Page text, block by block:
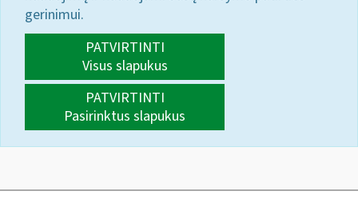
gerinimui.
PATVIRTINTI
Visus slapukus
PATVIRTINTI
Pasirinktus slapukus